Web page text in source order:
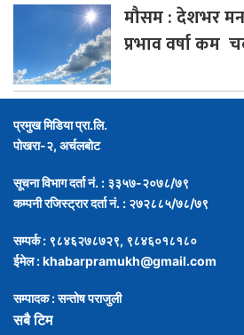
मौसम: देशभर
प्रभाव वर्षा कम
प्रमुख मिडिया प्रा.लि.
पोखरा-२, अर्चलबोट
सूचना विभाग दर्ता नं. : ३३५७-२०७८/७९
कम्पनी रजिस्ट्रार दर्ता नं. : २७२८८५/७८/७९
सम्पर्क : ९८४६२७८७२९, ९८४६०१८१८०
ईमेल :khabarpramukh@gmail.com
सम्पादक : सन्तोष पराजुली
सबै टिम